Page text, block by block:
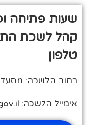
שעות פתיחה
קהל לשכת
טלפון
רחוב הלשכה:
אימייל הלשכה: tomerm@ies.gov.il